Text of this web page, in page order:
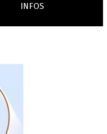
Chargeurs
secteurs
INFOS